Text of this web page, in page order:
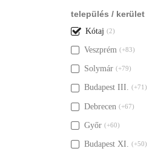
település / kerület
Kótaj (2)
Veszprém (+83)
Solymár (+79)
Budapest III. (+71)
Debrecen (+67)
Győr (+60)
Budapest XI. (+50)